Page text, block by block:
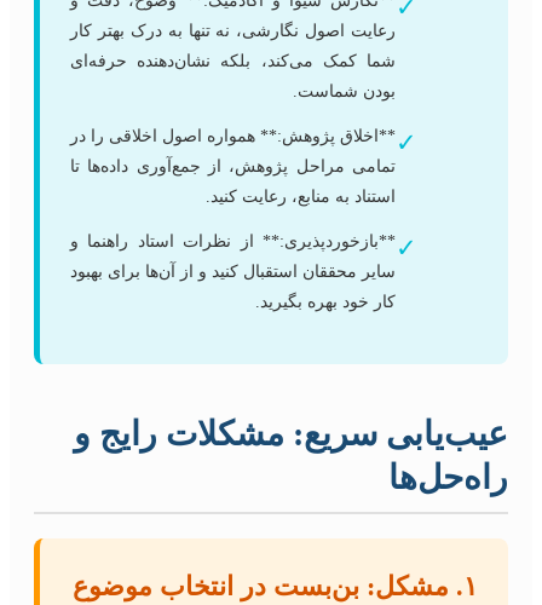
✓
رعایت اصول نگارشی، نه تنها به درک بهتر کار
شما کمک می‌کند، بلکه نشان‌دهنده حرفه‌ای
بودن شماست.
✓ **اخلاق پژوهش:** همواره اصول اخلاقی را در
تمامی مراحل پژوهش، از جمع‌آوری داده‌ها تا
استناد به منابع، رعایت کنید.
✓ **بازخوردپذیری:** از نظرات استاد راهنما و
سایر محققان استقبال کنید و از آن‌ها برای بهبود
کار خود بهره بگیرید.
عیب‌یابی سریع: مشکلات رایج و
راه‌حل‌ها
۱. مشکل: بن‌بست در انتخاب موضوع